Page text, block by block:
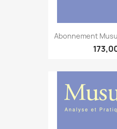
Abonnement